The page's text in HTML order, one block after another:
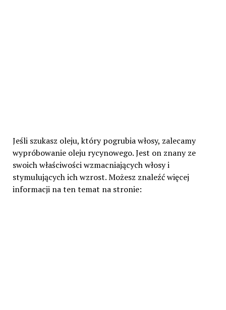
Jeśli szukasz oleju, który pogrubia włosy, zalecamy
wypróbowanie oleju rycynowego. Jest on znany ze
swoich właściwości wzmacniających włosy i
stymulujących ich wzrost. Możesz znaleźć więcej
informacji na ten temat na stronie: